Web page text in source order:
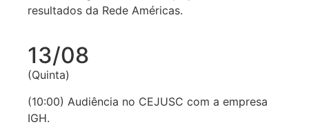
resultados da Rede Américas.
13/08
(Quinta)
(10:00) Audiência no CEJUSC com a empresa
IGH.